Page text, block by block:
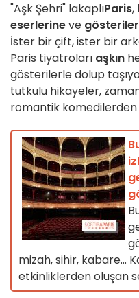
"Aşk Şehri" lakaplıParis,
eserlerineve
İster bir çift, ister bir
Paris tiyatroları aşkın
gösterilerle dolup
tutkulu hikayeler,
romantik
mizah, sihir, kabare...
etkinliklerden oluşan